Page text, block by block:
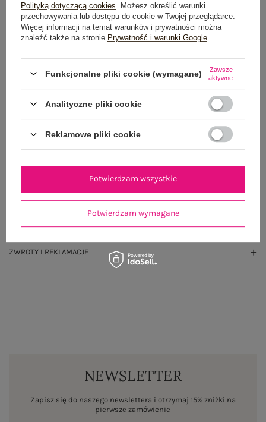
Dostawaod 7,99 zł
Do darmowej dostawy brakuje 200,00 zł
Wysyłka wponiedziałek
OPIS PRODUKTU
GŁÓWNE PARAMETRY
OPINIE O PRODUKCIE (0)
ZWROTY I REKLAMACJE
NEWSLETTER
Zapisz się do naszego newslettera i otrzymaj 15% zniżki na
pierwsze zamówienie
Polityką dotyczącą cookies . Możesz określić warunki
przechowywania lub dostępu do cookie w Twojej przeglądarce.
Więcej informacji na temat warunków i prywatności można
znaleźć także na stronie Prywatność i warunki Google
Funkcjonalne pliki cookie (wymagane)
Zawsze
aktywne
Analityczne pliki cookie
Reklamowe pliki cookie
Potwierdzam wymagane
Potwierdzam wszystkie